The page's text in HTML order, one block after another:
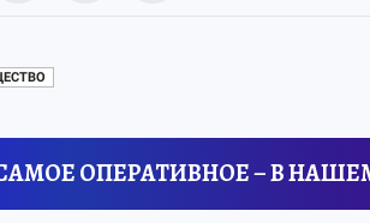
ОПЕРАТИВНОЕ – В